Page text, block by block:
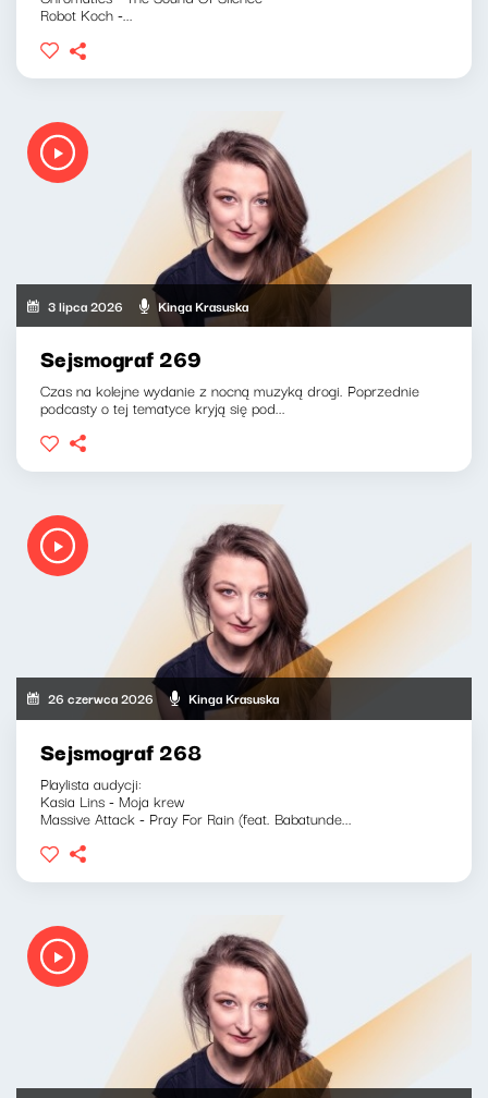
Robot Koch -...
3 lipca 2026 Kinga Krasuska
Sejsmograf 269
Czas na kolejne wydanie z nocną muzyką drogi. Poprzednie
podcasty o tej tematyce kryją się pod...
26 czerwca 2026 Kinga Krasuska
Sejsmograf 268
Playlista audycji:
Kasia Lins - Moja krew
Massive Attack - Pray For Rain (feat. Babatunde...